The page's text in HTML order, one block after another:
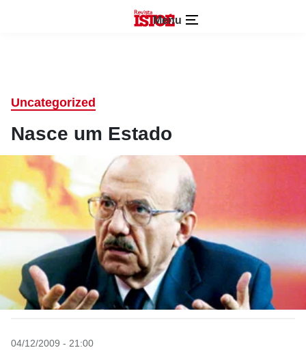
Menu
Uncategorized
Nasce um Estado
04/12/2009 - 21:00